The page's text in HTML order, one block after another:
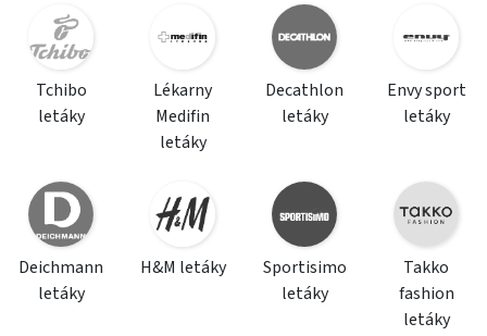
Tchibo
letáky
Lékarny
Medifin
letáky
Decathlon
letáky
Envy sport
letáky
Deichmann
letáky
H&M letáky
Sportisimo
letáky
Takko
fashion
letáky